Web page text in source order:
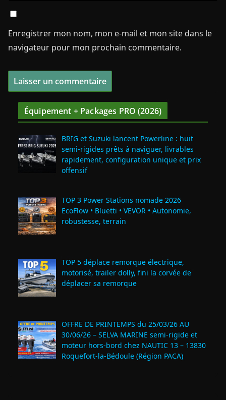
Enregistrer mon nom, mon e-mail et mon site dans le
navigateur pour mon prochain commentaire.
Équipement + Packages PRO (2026)
BRIG et Suzuki lancent Powerline : huit
semi‑rigides prêts à naviguer, livrables
rapidement, configuration unique et prix
offensif
TOP 3 Power Stations nomade 2026
EcoFlow • Bluetti • VEVOR • Autonomie,
robustesse, terrain
TOP 5 déplace remorque électrique,
motorisé, trailer dolly, fini la corvée de
déplacer sa remorque
OFFRE DE PRINTEMPS du 25/03/26 AU
30/06/26 – SELVA MARINE semi-rigide et
moteur hors-bord chez NAUTIC 13 – 13830
Roquefort‑la‑Bédoule (Région PACA)